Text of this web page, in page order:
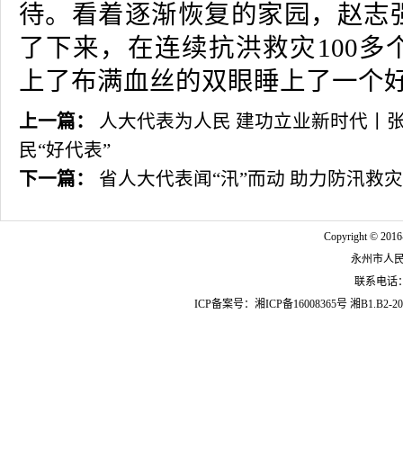
待。看着逐渐恢复的家园，赵志
了下来，在连续抗洪救灾100多
上了布满血丝的双眼睡上了一
上一篇：
人大代表为人民 建功立业新时代丨
民“好代表”
下一篇：
省人大代表闻“汛”而动 助力防汛救灾
Copyright ©
永州市人
联系电话
ICP备案号： 湘ICP备16008365号 湘B1.B2-